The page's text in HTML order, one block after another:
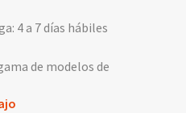
4 a 7 días hábiles
de modelos de